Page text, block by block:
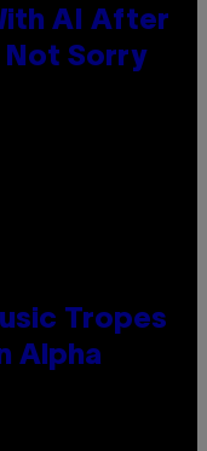
AI After
Sorry
Tropes
Alpha